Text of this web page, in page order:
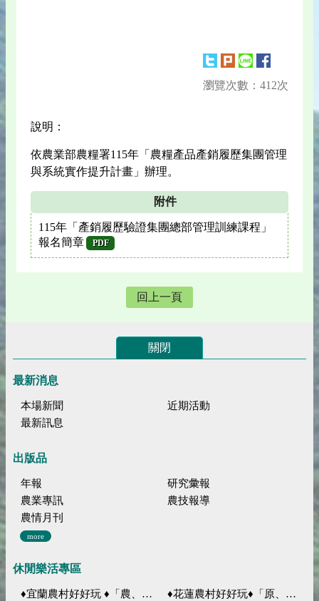
瀏覽次數：412次
說明：
依農業部農糧署115年「農糧產品產銷履歷集團管理
與系統實作提升計畫」辦理。
附件
115年「產銷履歷驗證集團總部管理訓練課程」
報名簡章
PDF
回上一頁
關閉
最新消息
本場新聞
近期活動
最新訊息
出版品
年報
研究彙報
農業專訊
農技報導
農情月刊
more
休閒樂活專區
♦宜蘭農村好好玩 ♦「農、藝、山、水」四條遊程推薦 ♦花蓮農村好好玩♦「原、生、慢、活」四條遊程推薦